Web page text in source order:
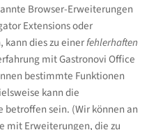
Browser-Erweiterungen
Extensions oder
kann dies zu einerfehlerhaften
mit Gastronovi Office
bestimmte Funktionen
kann die
sein. (Wir können an
mit Erweiterungen, die zu